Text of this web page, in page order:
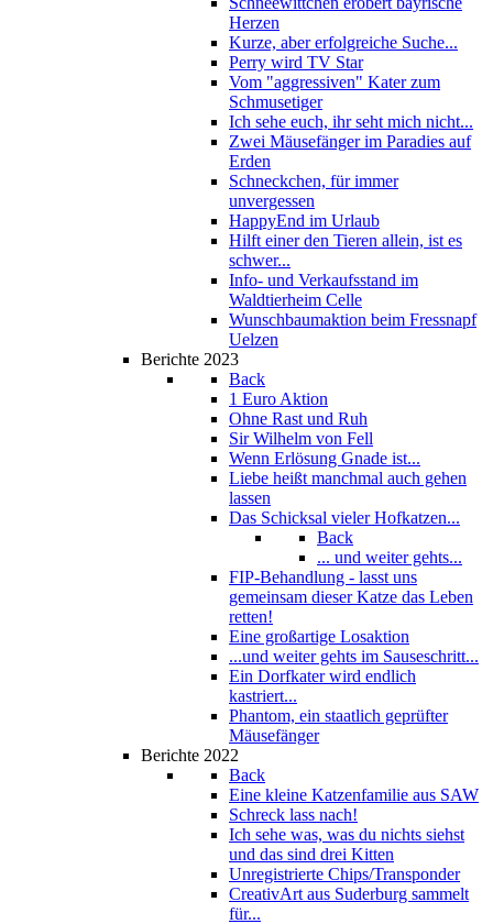
Herzen
Kurze, aber erfolgreiche Suche...
Perry wird TV Star
Vom "aggressiven" Kater zum
Schmusetiger
Ich sehe euch, ihr seht mich nicht...
Zwei Mäusefänger im Paradies auf
Erden
Schneckchen, für immer
unvergessen
HappyEnd im Urlaub
Hilft einer den Tieren allein, ist es
schwer...
Info- und Verkaufsstand im
Waldtierheim Celle
Wunschbaumaktion beim Fressnapf
Uelzen
Berichte 2023
Back
1 Euro Aktion
Ohne Rast und Ruh
Sir Wilhelm von Fell
Wenn Erlösung Gnade ist...
Liebe heißt manchmal auch gehen
lassen
Das Schicksal vieler Hofkatzen...
Back
... und weiter gehts...
FIP-Behandlung - lasst uns
gemeinsam dieser Katze das Leben
retten!
Eine großartige Losaktion
...und weiter gehts im Sauseschritt...
Ein Dorfkater wird endlich
kastriert...
Phantom, ein staatlich geprüfter
Mäusefänger
Berichte 2022
Back
Eine kleine Katzenfamilie aus SAW
Schreck lass nach!
Ich sehe was, was du nichts siehst
und das sind drei Kitten
Unregistrierte Chips/Transponder
CreativArt aus Suderburg sammelt
für...